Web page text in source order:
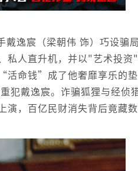
逸宸（梁朝伟 饰）巧设骗
人直升机，并以"艺术投资
命钱”成了他奢靡享乐的垫
犯戴逸宸。诈骗狐狸与经侦
，百亿民财消失背后竟藏数